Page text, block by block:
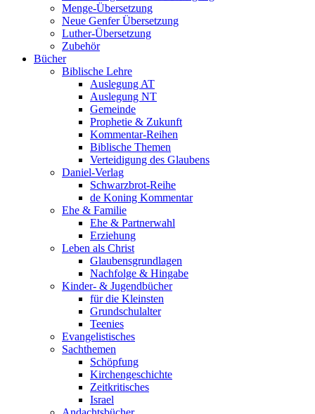
Menge-Übersetzung
Neue Genfer Übersetzung
Luther-Übersetzung
Zubehör
Bücher
Biblische Lehre
Auslegung AT
Auslegung NT
Gemeinde
Prophetie & Zukunft
Kommentar-Reihen
Biblische Themen
Verteidigung des Glaubens
Daniel-Verlag
Schwarzbrot-Reihe
de Koning Kommentar
Ehe & Familie
Ehe & Partnerwahl
Erziehung
Leben als Christ
Glaubensgrundlagen
Nachfolge & Hingabe
Kinder- & Jugendbücher
für die Kleinsten
Grundschulalter
Teenies
Evangelistisches
Sachthemen
Schöpfung
Kirchengeschichte
Zeitkritisches
Israel